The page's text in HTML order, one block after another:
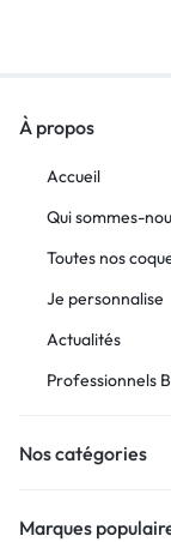
À propos
Accueil
Qui sommes-
Toutes nos
Je personnalise
Actualités
Professionnels
Nos catégories
Marques